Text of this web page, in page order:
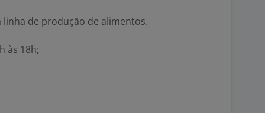
de produção de alimentos.
às 18h;